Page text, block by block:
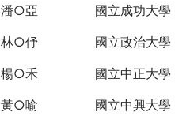
潘○亞 國立成功大學
林○伃 國立政治大學
楊○禾 國立中正大學
黃○喻 國立中興大學